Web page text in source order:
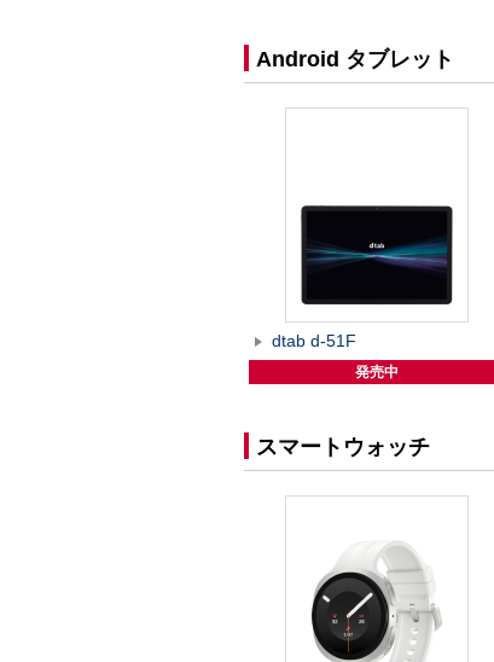
Android タブレット
dtab d-51F
発売中
スマートウォッチ